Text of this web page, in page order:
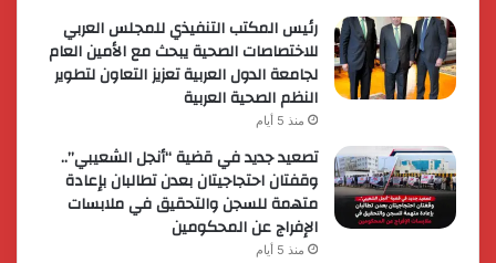
رئيس المكتب التنفيذي للمجلس العربي
للاختصاصات الصحية يبحث مع الأمين العام
لجامعة الدول العربية تعزيز التعاون لتطوير
النظم الصحية العربية
منذ 5 أيام
تصعيد جديد في قضية “أنجل الشعيبي”..
وقفتان احتجاجيتان بعدن تطالبان بإعادة
متهمة للسجن والتحقيق في ملابسات
الإفراج عن المحكومين
منذ 5 أيام